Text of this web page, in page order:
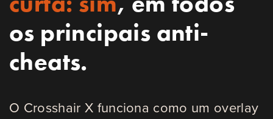
os principais anti-
cheats.
O Crosshair X funciona como um overlay